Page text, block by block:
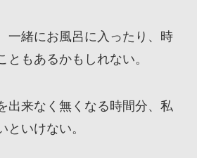
一緒にお風呂に入ったり、時
ともあるかもしれない。
出来なく無くなる時間分、私
といけない。